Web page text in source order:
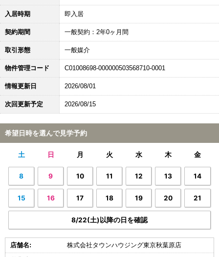
入居時期 即入居
契約期間 一般契約：2年0ヶ月間
取引形態 一般媒介
物件管理コード C01008698-000000503568710-0001
情報更新日 2026/08/01
次回更新予定 2026/08/15
希望日時を選んで見学予約
土 日 月 火 水 木 金
8 9 10 11 12 13 14
15 16 17 18 19 20 21
8/22(土)以降の日を確認
店舗名: 株式会社タウンハウジング東京秋葉原店